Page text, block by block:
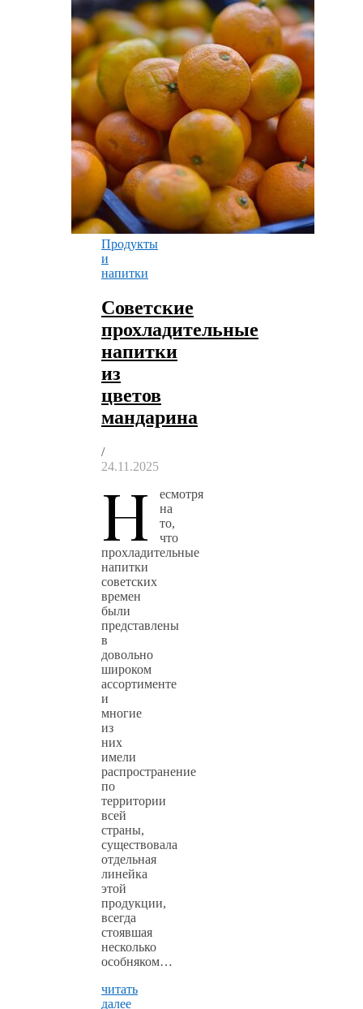
Продукты
и
напитки
Советские
прохладительные
напитки
из
цветов
мандарина
/
24.11.2025
Н
есмотря
на
то,
что
прохладительные
напитки
советских
времен
были
представлены
в
довольно
широком
ассортименте
и
многие
из
них
имели
распространение
по
территории
всей
страны,
существовала
отдельная
линейка
этой
продукции,
всегда
стоявшая
несколько
особняком…
читать
далее